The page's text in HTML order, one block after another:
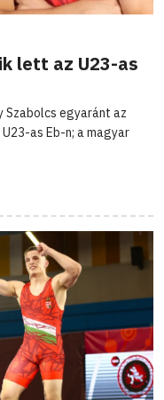
lett az U23-as
egyaránt az
as Eb-n; a magyar